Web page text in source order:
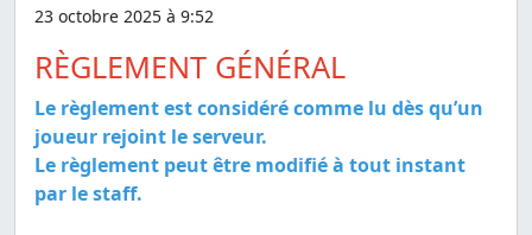
23 octobre 2025 à 9:52
RÈGLEMENT GÉNÉRAL
Le règlement est considéré comme lu dès qu’un
joueur rejoint le serveur.
Le règlement peut être modifié à tout instant
par le staff.